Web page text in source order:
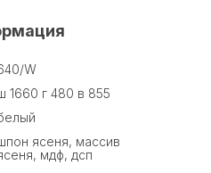
W
1660 г 480 в 855
ясеня, массив
мдф, дсп